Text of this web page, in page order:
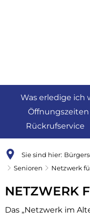
Was erledige ich
Öffnungszeiten
Rückrufservice
Sie sind hier:
Senioren
Netzwerk
Netzwerk
für
NETZWERK
Das „Netzwerk im